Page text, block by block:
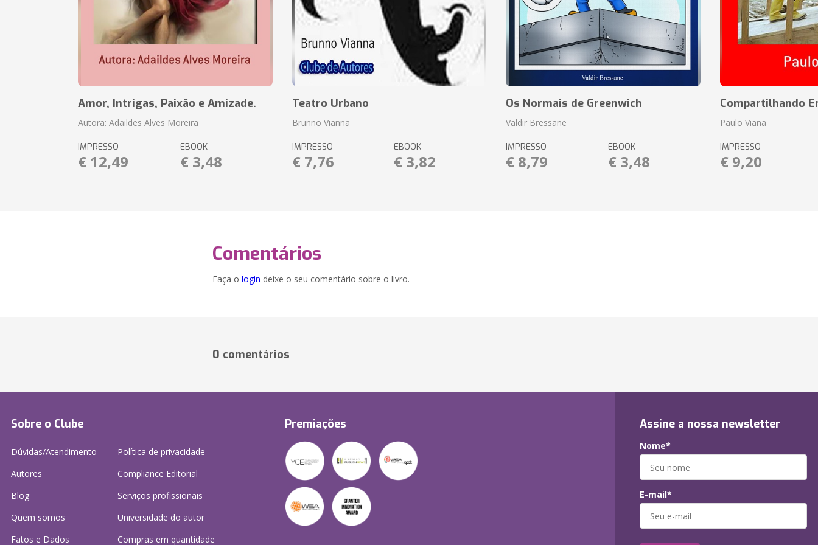
Amor, Intrigas, Paixão e Amizade.
Autora: Adaildes Alves Moreira
IMPRESSO
€ 12,49
EBOOK
€ 3,48
Teatro Urbano
Brunno Vianna
IMPRESSO
€ 7,76
EBOOK
€ 3,82
Os Normais de Greenwich
Valdir Bressane
IMPRESSO
€ 8,79
EBOOK
€ 3,48
Compartilhando
Paulo Viana
IMPRESSO
€ 9,20
Comentários
Faça o login deixe o seu comentário sobre o livro.
0 comentários
Sobre o Clube
Dúvidas/Atendimento
Autores
Blog
Quem somos
Fatos e Dados
Política de privacidade
Compliance Editorial
Serviços profissionais
Universidade do autor
Compras em quantidade
Premiações Assine a nossa newsletter
Nome*
E-mail*